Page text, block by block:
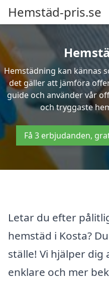
Hemstäd-pris.se
Hemstädning kan kännas
det gäller att jämföra
guide och använder vår
och tryggaste
Få 3 erbjudanden,
Letar du efter
hemstäd i Kosta?
ställe! Vi hjälper
enklare och mer